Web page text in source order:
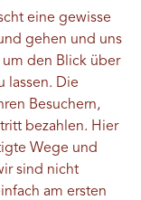
eine gewisse
gehen und uns
den Blick über
lassen. Die
Besuchern,
bezahlen. Hier
Wege und
sind nicht
am ersten